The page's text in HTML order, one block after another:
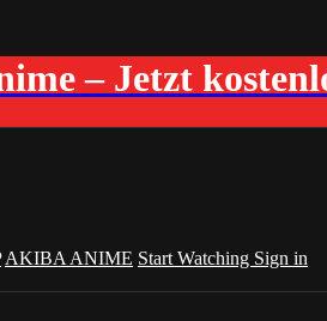
– Jetzt
AKIBA ANIME Start Watching Sign in